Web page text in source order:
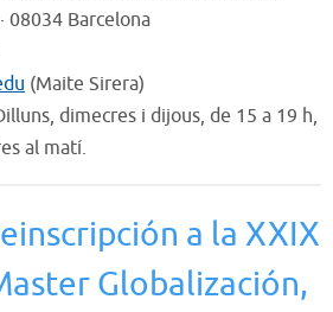
08034 Barcelona
(Maite Sirera)
dimecres i dijous, de 15 a 19 h,
al matí.
a la XXIX
Globalización,